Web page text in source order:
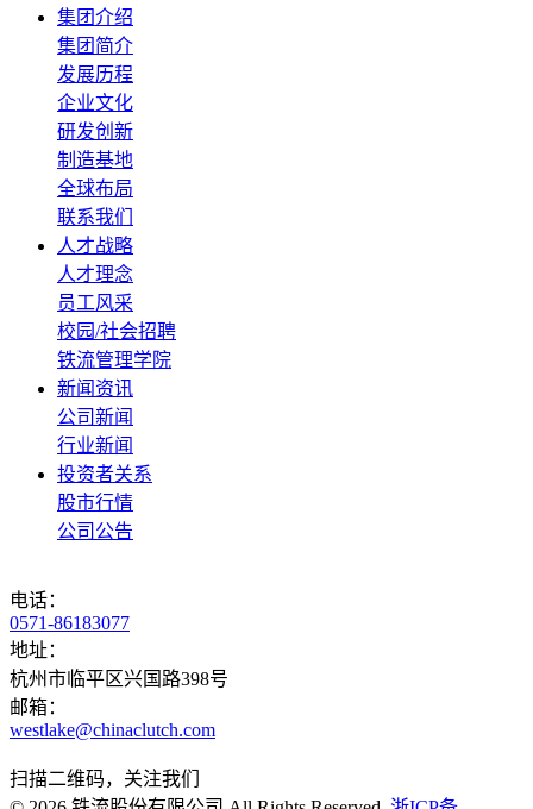
集团介绍
集团简介
发展历程
企业文化
研发创新
制造基地
全球布局
联系我们
人才战略
人才理念
员工风采
校园/社会招聘
铁流管理学院
新闻资讯
公司新闻
行业新闻
投资者关系
股市行情
公司公告
电话：
0571-86183077
地址：
杭州市临平区兴国路398号
邮箱：
westlake@chinaclutch.com
扫描二维码，关注我们